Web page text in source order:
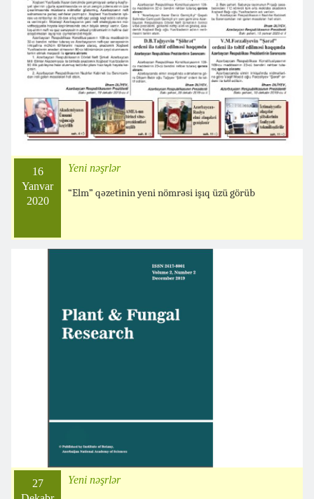
16
Yanvar
2020
Yeni nəşrlər
“Elm” qəzetinin yeni nömrəsi işıq üzü görüb
27
Yeni nəşrlər